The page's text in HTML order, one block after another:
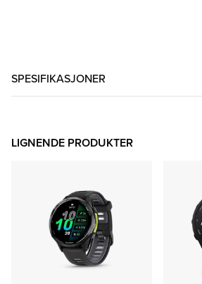
SPESIFIKASJONER
LIGNENDE PRODUKTER